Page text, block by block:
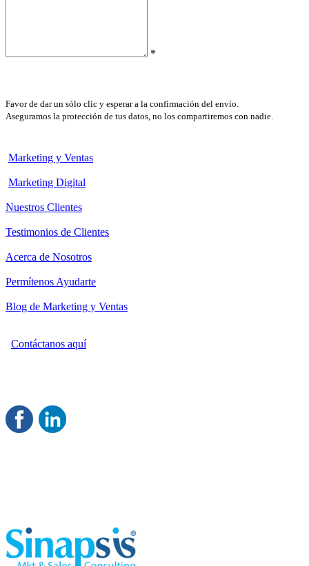
*
Favor de dar un sólo clic y esperar a la confirmación del envío.
Aseguramos la protección de tus datos, no los compartiremos con nadie.
Marketing y Ventas
Marketing Digital
Nuestros Clientes
Testimonios de Clientes
Acerca de Nosotros
Permítenos Ayudarte
Blog de Marketing y Ventas
Contáctanos aquí